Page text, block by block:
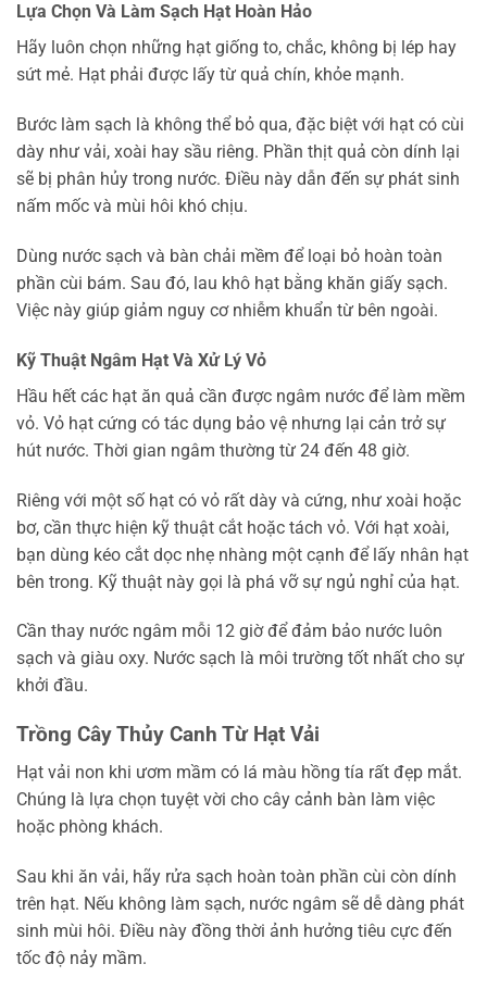
Lựa Chọn Và Làm Sạch Hạt Hoàn Hảo
Hãy luôn chọn những hạt giống to, chắc, không bị lép hay
sứt mẻ. Hạt phải được lấy từ quả chín, khỏe mạnh.
Bước làm sạch là không thể bỏ qua, đặc biệt với hạt có cùi
dày như vải, xoài hay sầu riêng. Phần thịt quả còn dính lại
sẽ bị phân hủy trong nước. Điều này dẫn đến sự phát sinh
nấm mốc và mùi hôi khó chịu.
Dùng nước sạch và bàn chải mềm để loại bỏ hoàn toàn
phần cùi bám. Sau đó, lau khô hạt bằng khăn giấy sạch.
Việc này giúp giảm nguy cơ nhiễm khuẩn từ bên ngoài.
Kỹ Thuật Ngâm Hạt Và Xử Lý Vỏ
Hầu hết các hạt ăn quả cần được ngâm nước để làm mềm
vỏ. Vỏ hạt cứng có tác dụng bảo vệ nhưng lại cản trở sự
hút nước. Thời gian ngâm thường từ 24 đến 48 giờ.
Riêng với một số hạt có vỏ rất dày và cứng, như xoài hoặc
bơ, cần thực hiện kỹ thuật cắt hoặc tách vỏ. Với hạt xoài,
bạn dùng kéo cắt dọc nhẹ nhàng một cạnh để lấy nhân hạt
bên trong. Kỹ thuật này gọi là phá vỡ sự ngủ nghỉ của hạt.
Cần thay nước ngâm mỗi 12 giờ để đảm bảo nước luôn
sạch và giàu oxy. Nước sạch là môi trường tốt nhất cho sự
khởi đầu.
Trồng Cây Thủy Canh Từ Hạt Vải
Hạt vải non khi ươm mầm có lá màu hồng tía rất đẹp mắt.
Chúng là lựa chọn tuyệt vời cho cây cảnh bàn làm việc
hoặc phòng khách.
Sau khi ăn vải, hãy rửa sạch hoàn toàn phần cùi còn dính
trên hạt. Nếu không làm sạch, nước ngâm sẽ dễ dàng phát
sinh mùi hôi. Điều này đồng thời ảnh hưởng tiêu cực đến
tốc độ nảy mầm.